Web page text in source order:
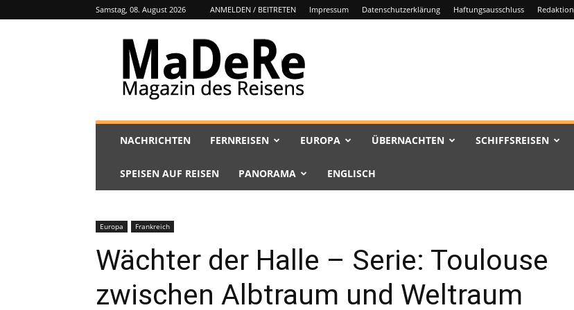
Samstag, 08. August 2026 ANMELDEN / BEITRETEN Impressum Datenschutzerklärung Haftungsausschluss Redaktion
MaDeRe
NACHRICHTEN FERNREISEN EUROPA ÜBERNACHTEN SCHIFFSREISEN
SPEISEN AUF REISEN PANORAMA ENGLISCH
Europa Frankreich
Wächter der Halle – Serie: Toulouse
zwischen Albtraum und Weltraum